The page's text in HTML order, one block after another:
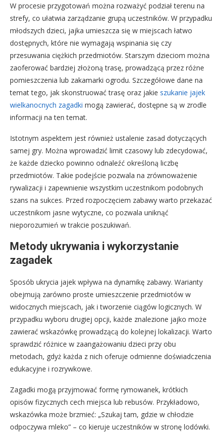
W procesie przygotowań można rozważyć podział terenu na
strefy, co ułatwia zarządzanie grupą uczestników. W przypadku
młodszych dzieci, jajka umieszcza się w miejscach łatwo
dostępnych, które nie wymagają wspinania się czy
przesuwania ciężkich przedmiotów. Starszym dzieciom można
zaoferować bardziej złożoną trasę, prowadzącą przez różne
pomieszczenia lub zakamarki ogrodu. Szczegółowe dane na
temat tego, jak skonstruować trasę oraz jakie szukanie jajek
wielkanocnych zagadki mogą zawierać, dostępne są w zrodle
informacji na ten temat.
Istotnym aspektem jest również ustalenie zasad dotyczących
samej gry. Można wprowadzić limit czasowy lub zdecydować,
że każde dziecko powinno odnaleźć określoną liczbę
przedmiotów. Takie podejście pozwala na zrównoważenie
rywalizacji i zapewnienie wszystkim uczestnikom podobnych
szans na sukces. Przed rozpoczęciem zabawy warto przekazać
uczestnikom jasne wytyczne, co pozwala uniknąć
nieporozumień w trakcie poszukiwań.
Metody ukrywania i wykorzystanie
zagadek
Sposób ukrycia jajek wpływa na dynamikę zabawy. Warianty
obejmują zarówno proste umieszczenie przedmiotów w
widocznych miejscach, jak i tworzenie ciągów logicznych. W
przypadku wyboru drugiej opcji, każde znalezione jajko może
zawierać wskazówkę prowadzącą do kolejnej lokalizacji. Warto
sprawdzić różnice w zaangażowaniu dzieci przy obu
metodach, gdyż każda z nich oferuje odmienne doświadczenia
edukacyjne i rozrywkowe.
Zagadki mogą przyjmować formę rymowanek, krótkich
opisów fizycznych cech miejsca lub rebusów. Przykładowo,
wskazówka może brzmieć: „Szukaj tam, gdzie w chłodzie
odpoczywa mleko” – co kieruje uczestników w stronę lodówki.